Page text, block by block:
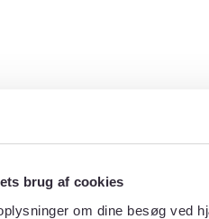
brug af cookies
om dine besøg ved